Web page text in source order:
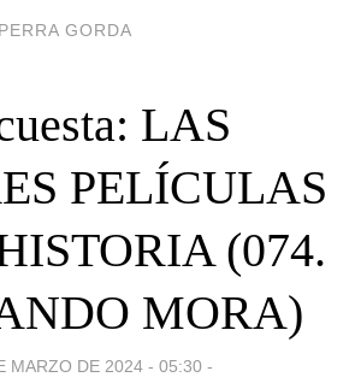
GORDA
LAS
PELÍCULAS
(074.
MORA)
MARZO DE 2024 - 05:30 -